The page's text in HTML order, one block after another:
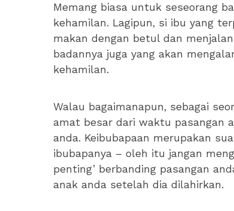
Memang biasa untuk seseorang
kehamilan. Lagipun, si ibu yang
makan dengan betul dan
badannya juga yang akan
kehamilan.
Walau bagaimanapun, sebagai
amat besar dari waktu pasangan
anda. Keibubapaan merupakan
ibubapanya – oleh itu jangan
penting’ berbanding pasangan
anak anda setelah dia dilahirkan.